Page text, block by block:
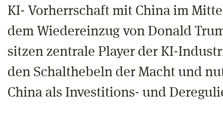
KI- Vorherrschaft mit China im
dem Wiedereinzug von Donald
sitzen zentrale Player der KI-
den Schalthebeln der Macht und
China als Investitions- und